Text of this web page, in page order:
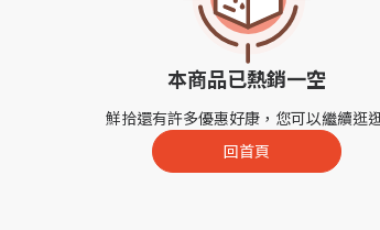
本商品已熱銷一空
鮮拾還有許多優惠好康，您可以繼續逛
回首頁